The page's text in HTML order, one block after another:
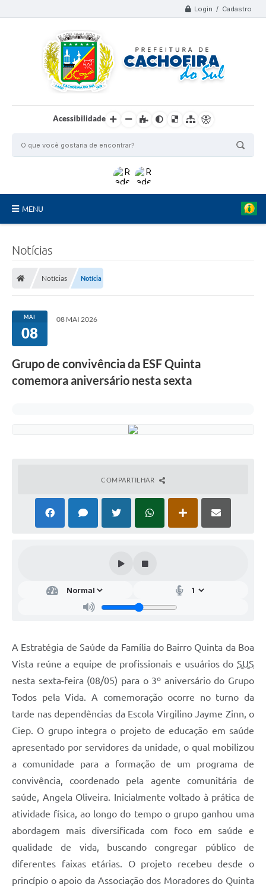
Login / Cadastro
Acessibilidade
MENU
Conselhos Municipais
Serviços on-line
A Prefeitura
Galeria de Vídeos
Gabinetes e Secretarias
Links
Serviços Online
Telefones Úteis
Agenda
Contato
Notícias
Notícias Notícia
MAI
08
08 MAI 2026
Grupo de convivência da ESF Quinta
comemora aniversário nesta sexta
COMPARTILHAR
A Estratégia de Saúde da Família do Bairro Quinta da Boa
Vista reúne a equipe de profissionais e usuários do SUS
nesta sexta-feira (08/05) para o 3º aniversário do Grupo
Todos pela Vida. A comemoração ocorre no turno da
tarde nas dependências da Escola Virgilino Jayme Zinn, o
Ciep. O grupo integra o projeto de educação em saúde
apresentado por servidores da unidade, o qual mobilizou
a comunidade para a formação de um programa de
convivência, coordenado pela agente comunitária de
saúde, Angela Oliveira. Inicialmente voltado à prática de
atividade física, ao longo do tempo o grupo ganhou uma
abordagem mais diversificada com foco em saúde e
qualidade de vida, buscando congregar público de
diferentes faixas etárias. O projeto recebeu desde o
princípio o apoio da Associação dos Moradores do Quinta